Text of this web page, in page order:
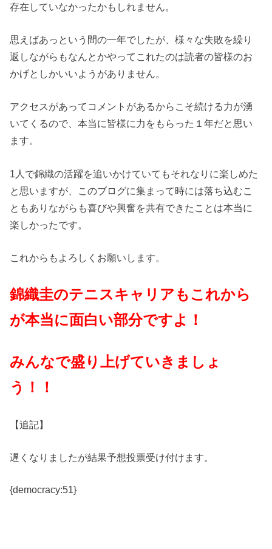
存在していなかったかもしれません。
思えばあっという間の一年でしたが、様々な失敗を繰り
返しながらもなんとかやってこれたのは読者の皆様のお
かげとしかいいようがありません。
アクセスがあってコメントがあるからこそ続ける力が湧
いてくるので、本当に皆様に力をもらった１年だと思い
ます。
1人で錦織の活躍を追いかけていてもそれなりに楽しめた
と思いますが、このブログに集まって時には落ち込むこ
ともありながらも喜びや興奮を共有できたことは本当に
楽しかったです。
これからもよろしくお願いします。
錦織圭のテニスキャリアもこれから
が本当に面白い部分ですよ！
みんなで盛り上げていきましょ
う！！
【追記】
遅くなりましたが結果予想投票受け付けます。
{democracy:51}